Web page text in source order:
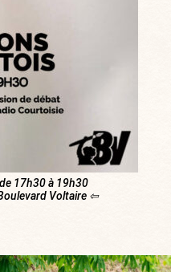
17h30 à 19h30
Voltaire ⇦